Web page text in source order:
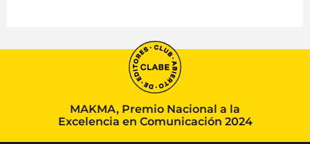
MAKMA, Premio Nacional a la
Excelencia en Comunicación 2024